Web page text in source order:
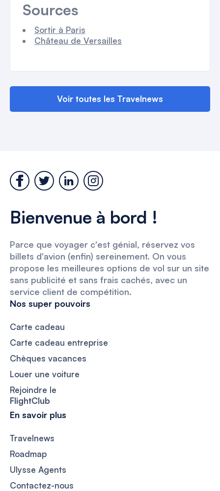
Sources
Sortir à Paris
Château de Versailles
Voir toutes les Travelnews
Bienvenue à bord !
Parce que voyager c'est génial, réservez vos
billets d'avion (enfin) sereinement. On vous
propose les meilleures options de vol sur un site
sans publicité et sans frais cachés, avec un
service client de compétition.
Nos super pouvoirs
Carte cadeau
Carte cadeau entreprise
Chèques vacances
Louer une voiture
Rejoindre le
FlightClub
En savoir plus
Travelnews
Roadmap
Ulysse Agents
Contactez-nous